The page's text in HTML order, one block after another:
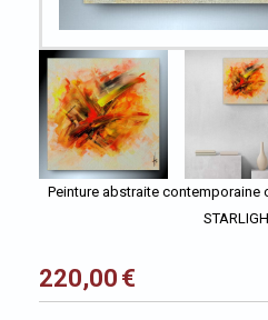
Peinture abstraite
220,00 €